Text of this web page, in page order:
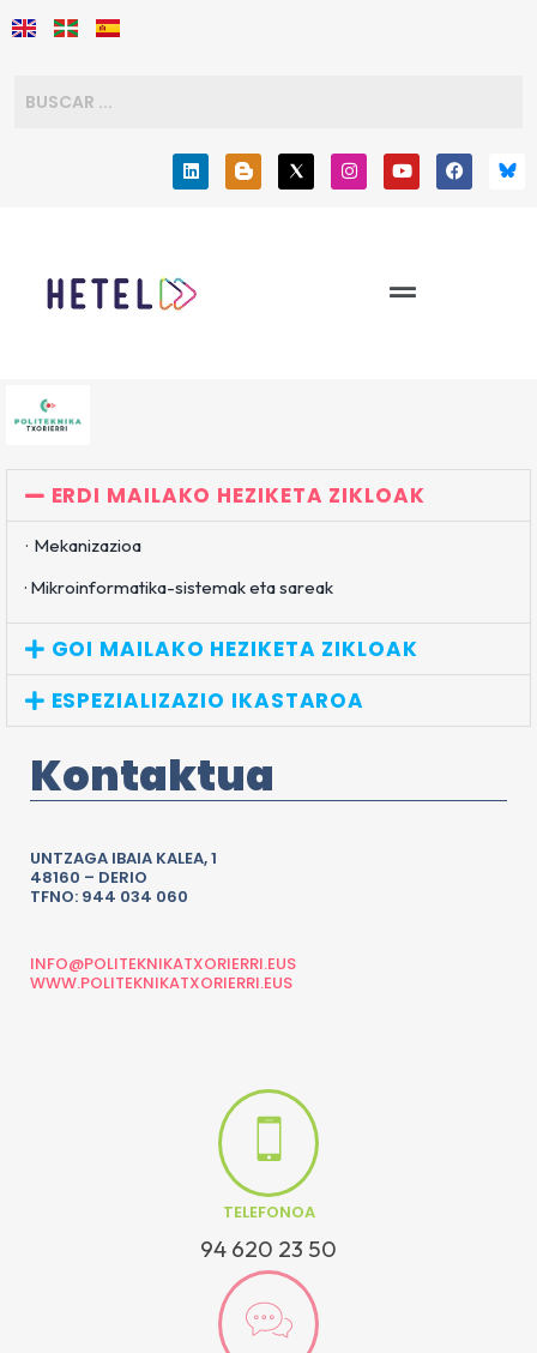
ERDI MAILAKO HEZIKETA ZIKLOAK
· Mekanizazioa
· Mikroinformatika-sistemak eta sareak
GOI MAILAKO HEZIKETA ZIKLOAK
ESPEZIALIZAZIO IKASTAROA
Kontaktua
UNTZAGA IBAIA KALEA, 1
48160 – DERIO
TFNO: 944 034 060
INFO@POLITEKNIKATXORIERRI.EUS
WWW.POLITEKNIKATXORIERRI.EUS
TELEFONOA
94 620 23 50